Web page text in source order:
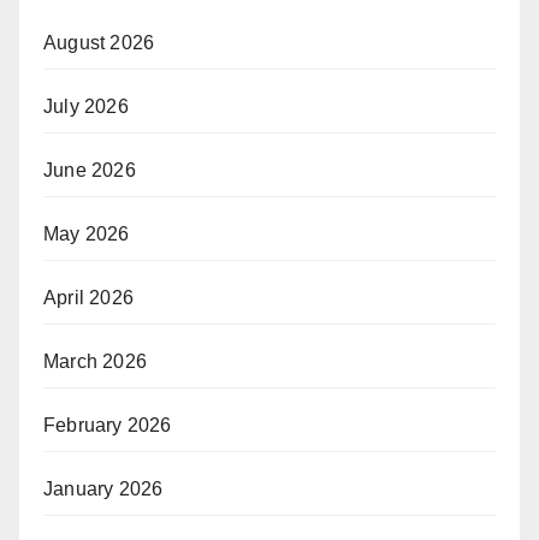
August 2026
July 2026
June 2026
May 2026
April 2026
March 2026
February 2026
January 2026